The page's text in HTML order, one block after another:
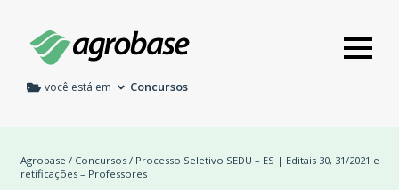
você está em Concursos
Agrobase / Concursos / Processo Seletivo SEDU – ES | Editais 30, 31/2021 e
retificações – Professores